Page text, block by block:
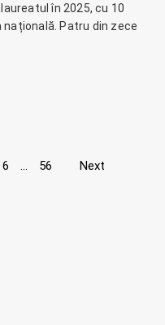
în 2025, cu 10
Patru din zece
6 … 56 Next